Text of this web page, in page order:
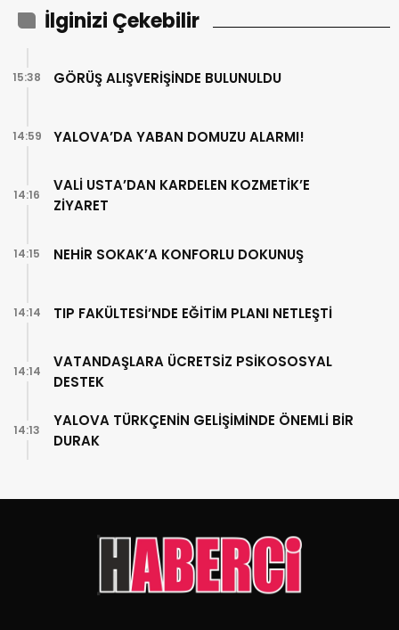
İlginizi Çekebilir
GÖRÜŞ ALIŞVERİŞİNDE BULUNULDU
15:38
YALOVA’DA YABAN DOMUZU ALARMI!
14:59
VALİ USTA’DAN KARDELEN KOZMETİK’E
ZİYARET
14:16
NEHİR SOKAK’A KONFORLU DOKUNUŞ
14:15
TIP FAKÜLTESİ’NDE EĞİTİM PLANI NETLEŞTİ
14:14
VATANDAŞLARA ÜCRETSİZ PSİKOSOSYAL
DESTEK
14:14
YALOVA TÜRKÇENİN GELİŞİMİNDE ÖNEMLİ BİR
DURAK
14:13